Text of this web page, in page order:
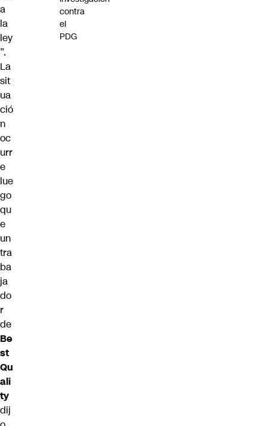
a
la
ley
”.
La
sit
ua
ció
n
oc
urr
e
lue
go
qu
e
un
tra
ba
ja
do
r
de
Be
st
Qu
ali
ty
dij
contra
el
PDG